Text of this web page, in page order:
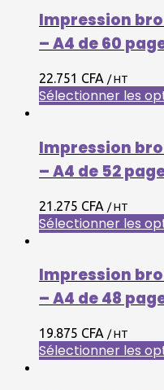
Impression
– A4 de 60
22.751 CFA / HT
Sélectionner les
Impression
– A4 de 52
21.275 CFA / HT
Sélectionner les
Impression
– A4 de 48
19.875 CFA / HT
Sélectionner les